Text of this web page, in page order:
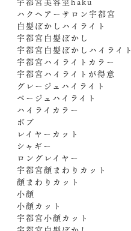
ハクヘアーサロン宇都宮
白髪ぼかしハイライト
宇都宮白髪ぼかし
宇都宮白髪ぼかしハイライト
宇都宮ハイライトカラー
宇都宮ハイライトが得意
グレージュハイライト
ベージュハイライト
ハイライカラー
ボブ
レイヤーカット
シャギー
ロングレイヤー
宇都宮顔まわりカット
顔まわりカット
小顔
小顔カット
宇都宮小顔カット